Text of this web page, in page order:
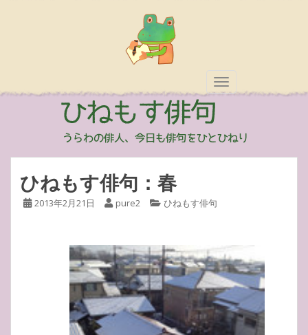
TOGGLE
ひねもす俳句：春
2013年2月21日 pure2 ひねもす俳句